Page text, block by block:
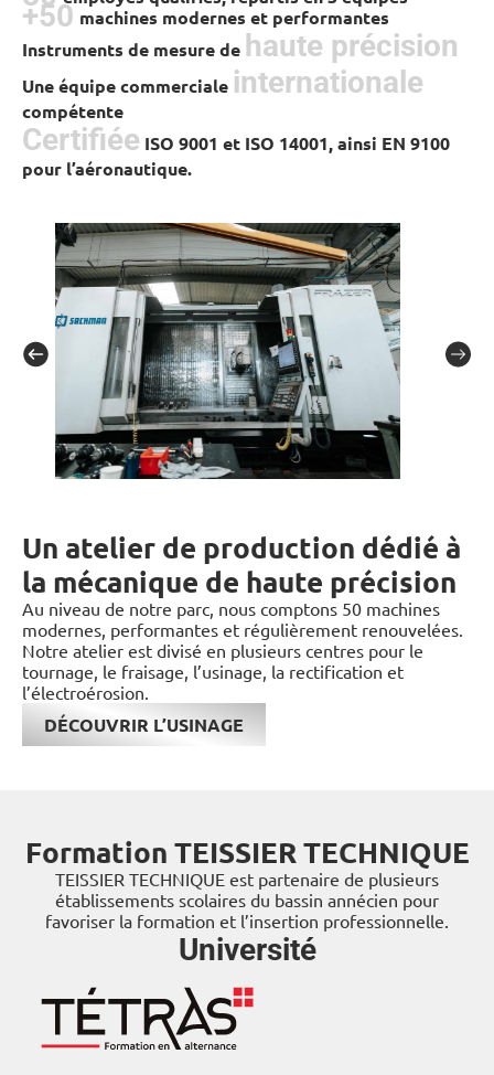
machines modernes et performantes
+50
Instruments de mesure de haute précision
Une équipe commerciale internationale
compétente
Certifiée ISO 9001 et ISO 14001, ainsi EN 9100
pour l’aéronautique.
Un atelier de production dédié à
la mécanique de haute précision
Au niveau de notre parc, nous comptons 50 machines
modernes, performantes et régulièrement renouvelées.
Notre atelier est divisé en plusieurs centres pour le
tournage, le fraisage, l’usinage, la rectification et
l’électroérosion.
DÉCOUVRIR L’USINAGE
Formation TEISSIER TECHNIQUE
TEISSIER TECHNIQUE est partenaire de plusieurs
établissements scolaires du bassin annécien pour
favoriser la formation et l’insertion professionnelle.
Université